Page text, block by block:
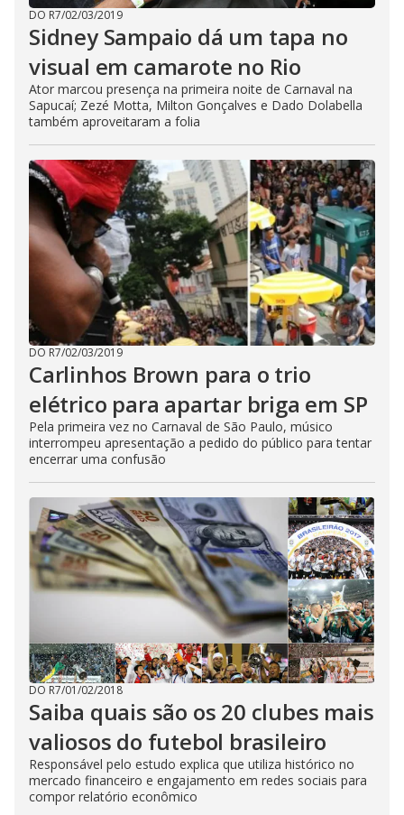
DO R7/02/03/2019
Sidney Sampaio dá um tapa no
visual em camarote no Rio
Ator marcou presença na primeira noite de Carnaval na
Sapucaí; Zezé Motta, Milton Gonçalves e Dado Dolabella
também aproveitaram a folia
DO R7/02/03/2019
Carlinhos Brown para o trio
elétrico para apartar briga em SP
Pela primeira vez no Carnaval de São Paulo, músico
interrompeu apresentação a pedido do público para tentar
encerrar uma confusão
DO R7/01/02/2018
Saiba quais são os 20 clubes mais
valiosos do futebol brasileiro
Responsável pelo estudo explica que utiliza histórico no
mercado financeiro e engajamento em redes sociais para
compor relatório econômico